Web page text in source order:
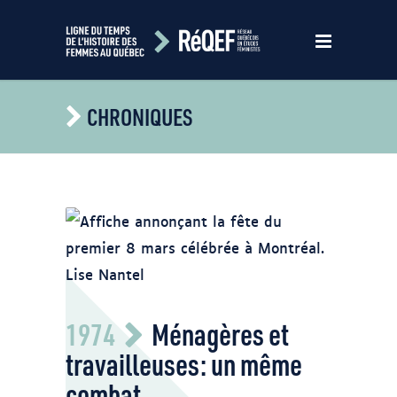
CHRONIQUES
mars clébrée à Montréal 1974. Lise
Nantel repérée sur le site de
https://bv.cdeacf.ca/EA_HTML/
1974 Ménagères et
travailleuses: un même